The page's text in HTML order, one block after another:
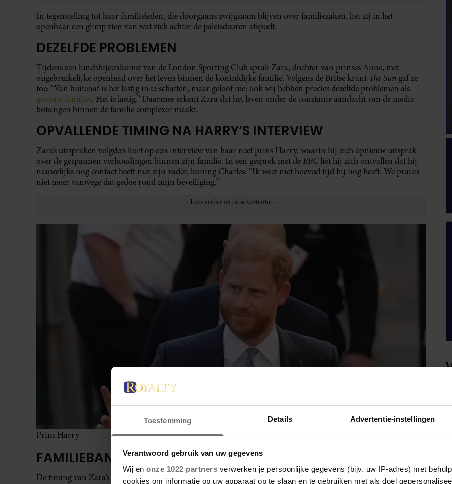
Toestemming Details Advertentie-instellingen
Verantwoord gebruik van uw gegevens
Wij en onze 1022 partners verwerken je persoonlijke gegevens (bijv. uw IP-adres) met
cookies om informatie op uw apparaat op te slaan en te gebruiken met als doel
In tegenstelling tot haar familieleden, die doorgaans zwijgzaam blijven over familiezaken, liet zij in het
openbaar een glimp zien van wat zich achter de paleisdeuren afspeelt.
DEZELFDE PROBLEMEN
Tijdens een lunchbijeenkomst van de London Sporting Club sprak Zara, dochter van prinses Anne, met
ongebruikelijke openheid over het leven binnen de koninklijke familie. Volgens de Britse krant The Sun gaf ze
toe: “Van buitenaf is het lastig in te schatten, maar geloof me: ook wij hebben precies dezelfde problemen als
gewone families. Het is lastig.” Daarmee erkent Zara dat het leven onder de constante aandacht van de media
botsingen binnen de familie complexer maakt.
OPVALLENDE TIMING NA HARRY’S INTERVIEW
Zara’s uitspraken volgden kort op een interview van haar neef prins Harry, waarin hij zich opnieuw uitsprak
over de gespannen verhoudingen binnen zijn familie. In een gesprek met deBBCliet hij zich ontvallen dat hij
nauwelijks nog contact heeft met zijn vader, koning Charles: “Ik weet niet hoeveel tijd hij nog heeft. We praten
niet meer vanwege dat gedoe rond mijn beveiliging.”
Prins Harry
FAMILIEBANDEN ONDER DRUK
De timing van Zara’s opmerkingen valt op. Hoewel ze geen namen noemde, interpreteren Britse media haar